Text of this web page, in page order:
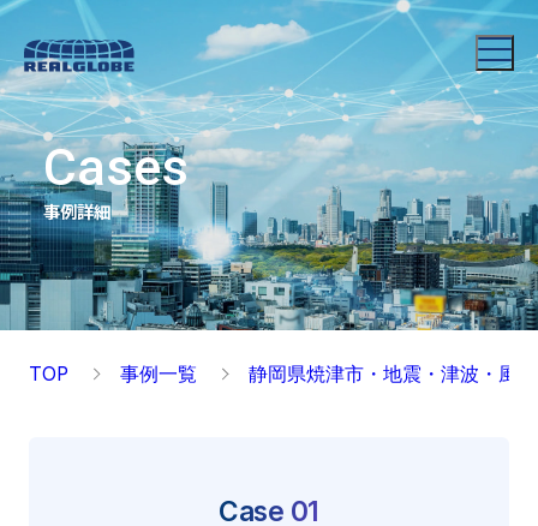
Cases
事例詳細
TOP 事例一覧 静岡県焼津市・地震・津波・風
Case 01